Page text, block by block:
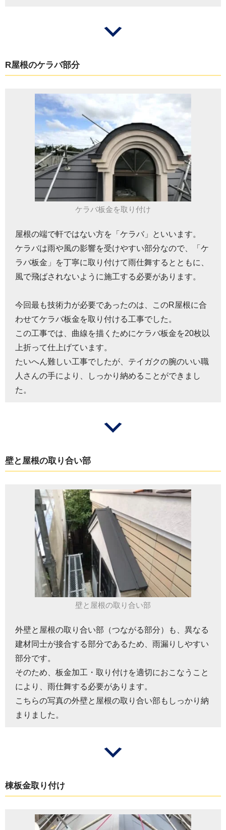
R屋根のケラバ部分
ケラバ板金を取り付け
屋根の端で軒ではない方を「ケラバ」といいます。
ケラバは雨や風の影響を受けやすい部分なので、「ケ
ラバ板金」を丁寧に取り付けて雨仕舞するとともに、
風で飛ばされないように施工する必要があります。
今回最も技術力が必要であったのは、このR屋根に合
わせてケラバ板金を取り付ける工事でした。
この工事では、曲線を描くためにケラバ板金を20枚以
上折って仕上げています。
たいへん難しい工事でしたが、テイガクの腕のいい職
人さんの手により、しっかり納めることができまし
た。
壁と屋根の取り合い部
壁と屋根の取り合い部
外壁と屋根の取り合い部（つながる部分）も、異なる
建材同士が接合する部分であるため、雨漏りしやすい
部分です。
そのため、板金加工・取り付けを適切におこなうこと
により、雨仕舞する必要があります。
こちらの写真の外壁と屋根の取り合い部もしっかり納
まりました。
棟板金取り付け